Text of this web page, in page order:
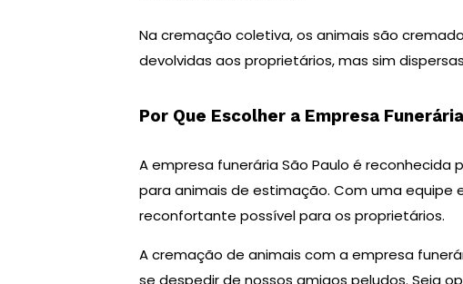
Na cremação coletiva, os animais são
devolvidas aos proprietários, mas sim
Por Que Escolher a Empresa
A empresa funerária São Paulo é
para animais de estimação. Com uma
reconfortante possível para os proprietários.
A cremação de animais com a empresa
se despedir de nossos amigos peludos. Seja